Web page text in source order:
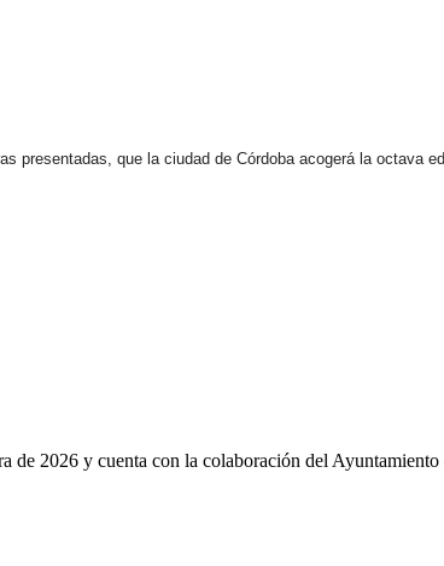
que la ciudad de Córdoba acogerá la octava
de 2026 y cuenta con la colaboración del